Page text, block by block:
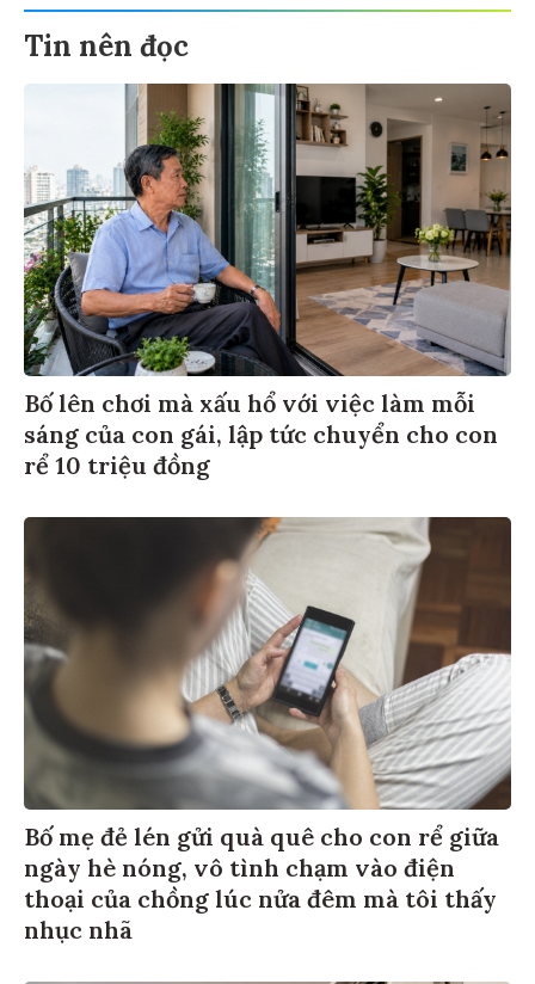
Tin nên đọc
Bố lên chơi mà xấu hổ với việc làm mỗi
sáng của con gái, lập tức chuyển cho con
rể 10 triệu đồng
Bố mẹ đẻ lén gửi quà quê cho con rể giữa
ngày hè nóng, vô tình chạm vào điện
thoại của chồng lúc nửa đêm mà tôi thấy
nhục nhã